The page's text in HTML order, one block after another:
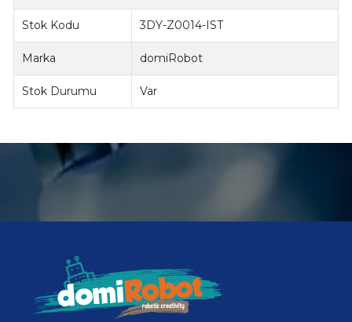
Stok Kodu 3DY-Z0014-IST
Marka domiRobot
Stok Durumu Var